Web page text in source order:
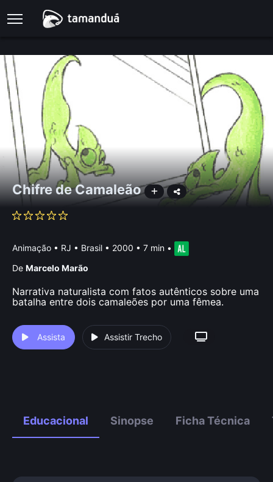
Chifre de Camaleão
Animação • RJ • Brasil • 2000 • 7 min •
De Marcelo Marão
Narrativa naturalista com fatos autênticos sobre uma
batalha entre dois camaleões por uma fêmea.
Assista Assistir Trecho
Educacional Sinopse Ficha Técnica